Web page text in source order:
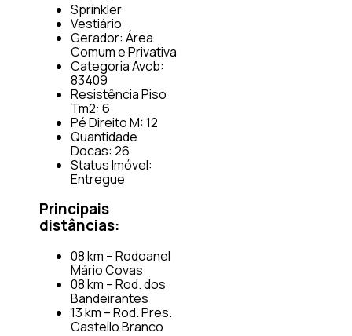
Sprinkler
Vestiário
Gerador: Área
Comum e Privativa
Categoria Avcb:
83409
Resistência Piso
Tm2: 6
Pé Direito M: 12
Quantidade
Docas: 26
Status Imóvel:
Entregue
Principais
distâncias:
08 km – Rodoanel
Mário Covas
08 km – Rod. dos
Bandeirantes
13 km – Rod. Pres.
Castello Branco